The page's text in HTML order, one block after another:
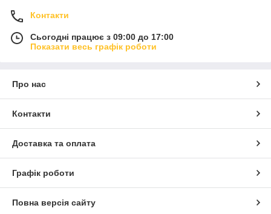
Контакти
Сьогодні працює з 09:00 до 17:00
Показати весь графік роботи
Про нас
Контакти
Доставка та оплата
Графік роботи
Повна версія сайту